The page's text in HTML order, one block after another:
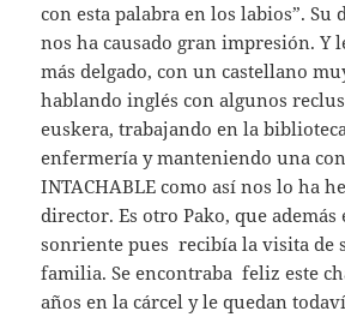
con esta palabra en los labios”. Su
nos ha causado gran impresión. Y
más delgado, con un castellano
hablando inglés con algunos
euskera, trabajando en la
enfermería y manteniendo una
INTACHABLE como así nos lo ha
director. Es otro Pako, que además
sonriente pues recibía la visita de
familia. Se encontraba feliz este
años en la cárcel y le quedan